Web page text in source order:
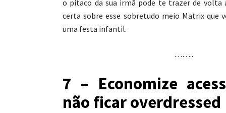
o pitaco da sua irmã pode te trazer de volta
certa sobre esse sobretudo meio Matrix que
uma festa infantil.
……..
7 – Economize
não ficar overdressed